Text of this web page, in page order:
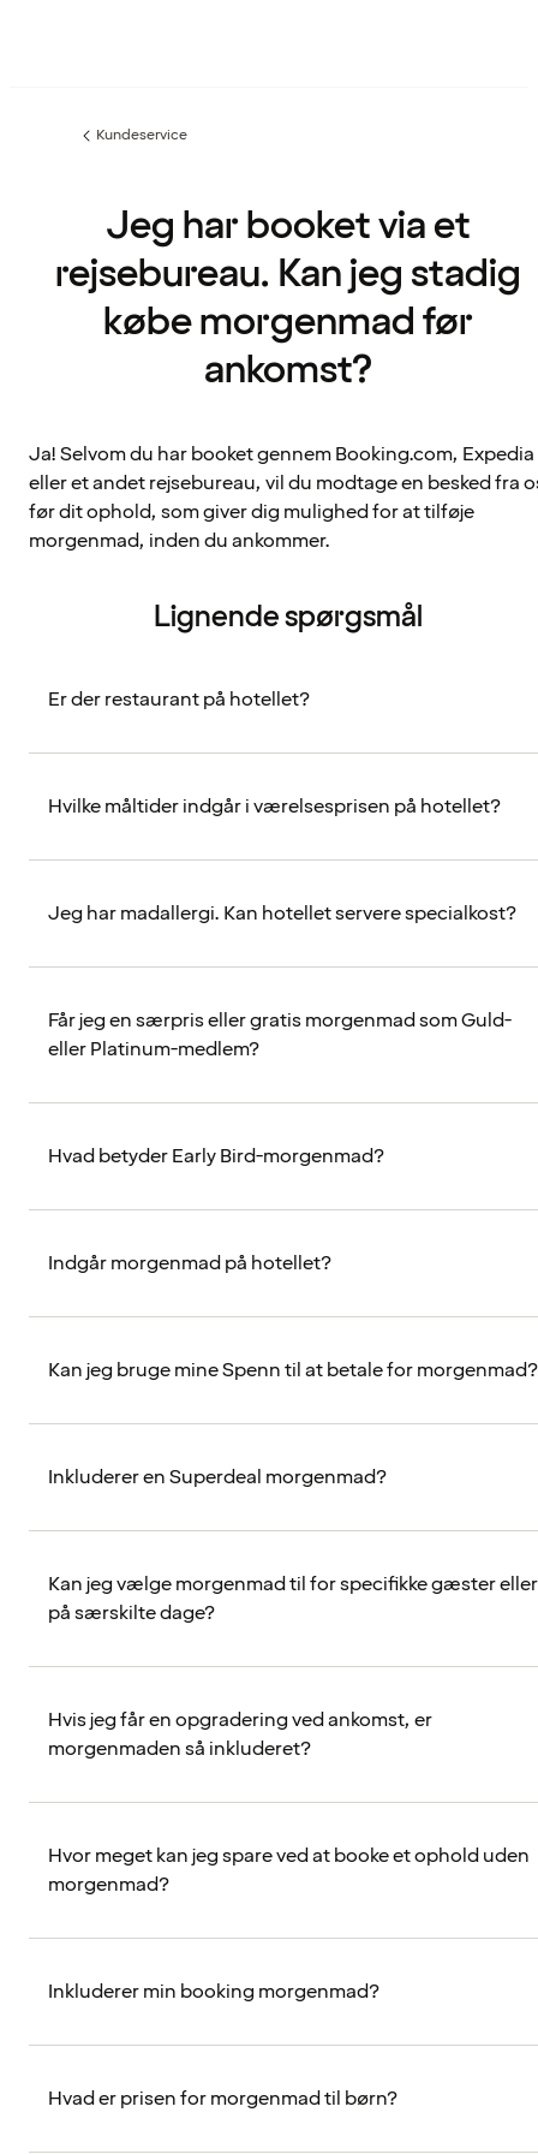
Forrige
Kundeservice
Jeg har booket via et
rejsebureau. Kan jeg stadig
købe morgenmad før
ankomst?
Ja! Selvom du har booket gennem Booking.com, Expedia
eller et andet rejsebureau, vil du modtage en besked fra
før dit ophold, som giver dig mulighed for at tilføje
morgenmad, inden du ankommer.
Lignende spørgsmål
Er der restaurant på hotellet?
Hvilke måltider indgår i værelsesprisen på hotellet?
Jeg har madallergi. Kan hotellet servere specialkost?
Får jeg en særpris eller gratis morgenmad som Guld-
eller Platinum-medlem?
Hvad betyder Early Bird-morgenmad?
Indgår morgenmad på hotellet?
Kan jeg bruge mine Spenn til at betale for morgenmad?
Inkluderer en Superdeal morgenmad?
Kan jeg vælge morgenmad til for specifikke gæster eller
på særskilte dage?
Hvis jeg får en opgradering ved ankomst, er
morgenmaden så inkluderet?
Hvor meget kan jeg spare ved at booke et ophold uden
morgenmad?
Inkluderer min booking morgenmad?
Hvad er prisen for morgenmad til børn?